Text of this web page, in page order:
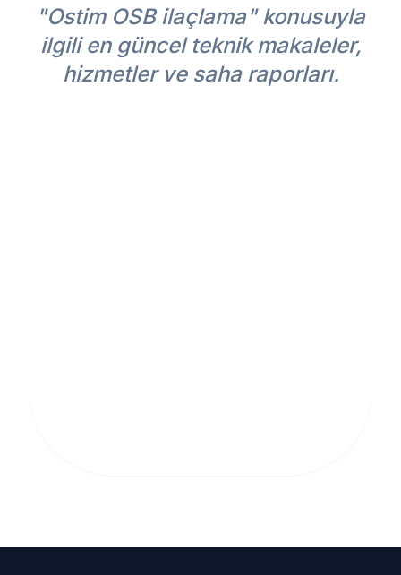
"Ostim OSB ilaçlama" konusuyla
ilgili en güncel teknik makaleler,
hizmetler ve saha raporları.